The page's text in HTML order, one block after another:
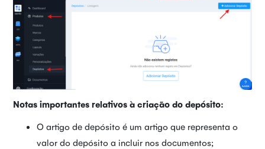
Notas importantes relativos à criação do depósito:
O artigo de depósito é um artigo que representa o
valor do depósito a incluir nos documentos;